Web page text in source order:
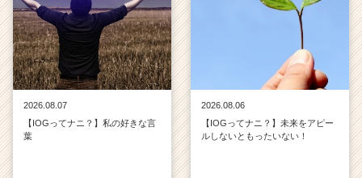
2026.08.07
【IOGってナニ？】私の好きな言
葉
2026.08.06
【IOGってナニ？】未来をアピー
ルしないともったいない！